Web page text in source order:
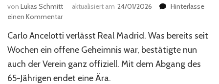
von Lukas Schmitt aktualisiert am 24/01/2026
Hinterlasse
einen Kommentarzu
Ancelotti:
Ein
das
bleibt
Carlo Ancelotti verlässt Real Madrid. Was bereits seit
Wochen ein offene Geheimnis war, bestätigte nun
auch der Verein ganz offiziell. Mit dem Abgang des
65-Jährigen endet eine Ära.